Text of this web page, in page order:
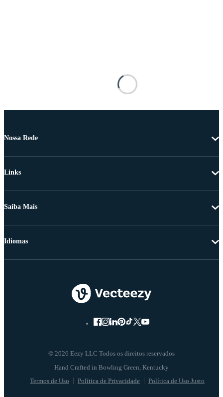
Nossa Rede
Links
Saiba Mais
© 2026 Eezy LLC Todos os direitos reservados
Termos de Uso Política de Privacidade Política de Uso Justo
Idiomas